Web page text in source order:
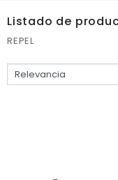
Listado de
REPEL